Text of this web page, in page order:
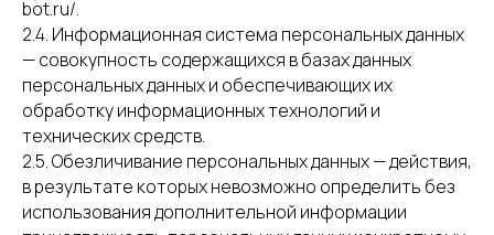
bot.ru/.
2.4. Информационная система персональных данных
— совокупность содержащихся в базах данных
персональных данных и обеспечивающих их
обработку информационных технологий и
технических средств.
2.5. Обезличивание персональных данных — действия,
в результате которых невозможно определить без
использования дополнительной информации